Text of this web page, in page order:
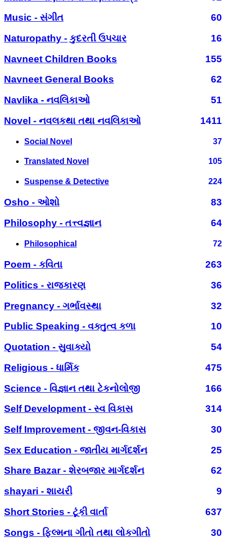
Music - સંગીત
60
Naturopathy - કુદરતી ઉપચાર
16
Navneet Children Books
155
Navneet General Books
62
Navlika - નવલિકાઓ
51
Novel - નવલકથા તથા નવલિકાઓ
1411
Social Novel 37
Translated Novel 105
Suspense & Detective 224
Osho - ઓશો
83
Philosophy - તત્ત્વજ્ઞાન
64
Philosophical 72
Poem - કવિતા
263
Politics - રાજકારણ
36
Pregnancy - ગર્ભાવસ્થા
32
Public Speaking - વક્તુત્વ કળા
10
Quotation - સુવાક્યો
54
Religious - ધાર્મિક
475
Science - વિજ્ઞાન તથા ટેકનોલોજી
166
Self Development - સ્વ વિકાસ
314
Self Improvement - જીવન-વિકાસ
30
Sex Education - જાતીય માર્ગદર્શન
25
Share Bazar - શેરબજાર માર્ગદર્શન
62
shayari - શાયરી
9
Short Stories - ટૂંકી વાર્તા
637
Songs - ફિલ્મના ગીતો તથા લોકગીતો
30